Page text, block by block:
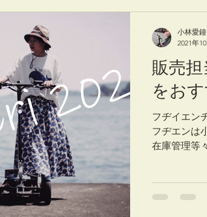
販売
をお
フヂイエン
フヂエンは
在庫管理等
小林愛鐘
2021年